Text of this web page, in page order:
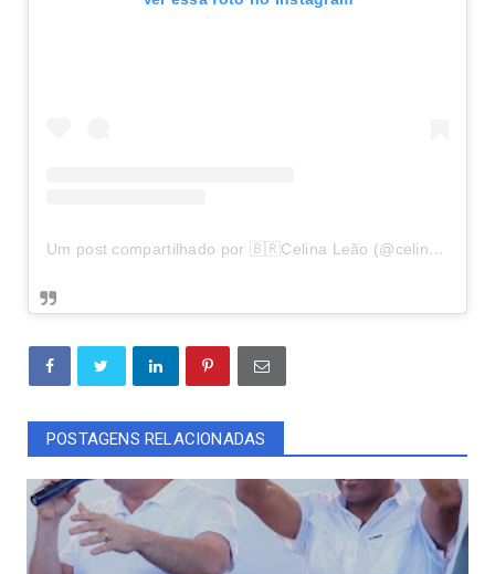
Um post compartilhado por 🇧🇷Celina Leão (@celinaleao)
POSTAGENS RELACIONADAS